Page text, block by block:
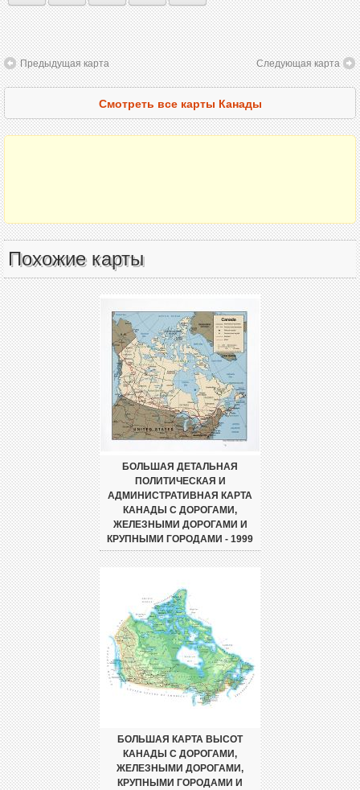
Предыдущая карта Следующая карта
Смотреть все карты Канады
Похожие карты
БОЛЬШАЯ ДЕТАЛЬНАЯ
ПОЛИТИЧЕСКАЯ И
АДМИНИСТРАТИВНАЯ КАРТА
КАНАДЫ С ДОРОГАМИ,
ЖЕЛЕЗНЫМИ ДОРОГАМИ И
КРУПНЫМИ ГОРОДАМИ - 1999
БОЛЬШАЯ КАРТА ВЫСОТ
КАНАДЫ С ДОРОГАМИ,
ЖЕЛЕЗНЫМИ ДОРОГАМИ,
КРУПНЫМИ ГОРОДАМИ И